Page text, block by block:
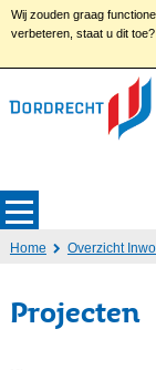
Wij zouden graag
verbeteren, staat u dit toe?
Home Overzicht
Projecten